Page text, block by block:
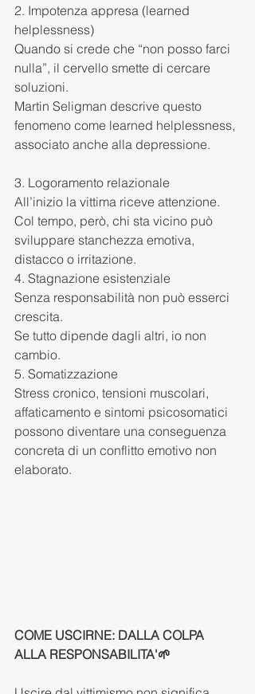
2. Impotenza appresa (learned
helplessness)
Quando si crede che “non posso farci
nulla”, il cervello smette di cercare
soluzioni.
Martin Seligman descrive questo
fenomeno come learned helplessness,
associato anche alla depressione.
3. Logoramento relazionale
All’inizio la vittima riceve attenzione.
Col tempo, però, chi sta vicino può
sviluppare stanchezza emotiva,
distacco o irritazione.
4. Stagnazione esistenziale
Senza responsabilità non può esserci
crescita.
Se tutto dipende dagli altri, io non
cambio.
5. Somatizzazione
Stress cronico, tensioni muscolari,
affaticamento e sintomi psicosomatici
possono diventare una conseguenza
concreta di un conflitto emotivo non
elaborato.
COME USCIRNE: DALLA COLPA
ALLA RESPONSABILITA'🌱